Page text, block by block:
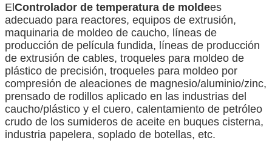
ElControlador de temperatura de moldees
adecuado para reactores, equipos de extrusión,
maquinaria de moldeo de caucho, líneas de
producción de película fundida, líneas de producción
de extrusión de cables, troqueles para moldeo de
plástico de precisión, troqueles para moldeo por
compresión de aleaciones de magnesio/aluminio/zinc,
prensado de rodillos aplicado en las industrias del
caucho/plástico y el cuero, calentamiento de petróleo
crudo de los sumideros de aceite en buques cisterna,
industria papelera, soplado de botellas, etc.